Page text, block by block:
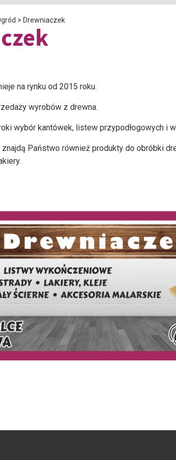
> Drewniaczek
na rynku od 2015 roku.
wyrobów z drewna.
wybór kantówek, listew przypodłogowych i
Państwo również produkty do obróbki